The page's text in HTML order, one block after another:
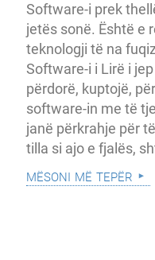
Software-i prek
jetës sonë. Është e
teknologji të na
Software-i i Lirë i
përdorë, kuptojë,
software-in me të
janë përkrahje për
tilla si ajo e fjalës,
mësoni më tepër